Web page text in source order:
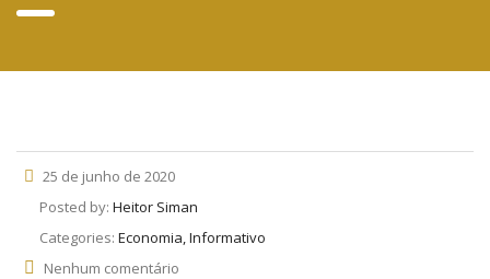
25 de junho de 2020
Posted by: Heitor Siman
Categories: Economia, Informativo
Nenhum comentário